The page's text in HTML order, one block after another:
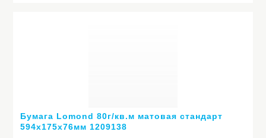
Бумага Lomond 80г/кв.м матовая стандарт
594x175x76мм 1209138